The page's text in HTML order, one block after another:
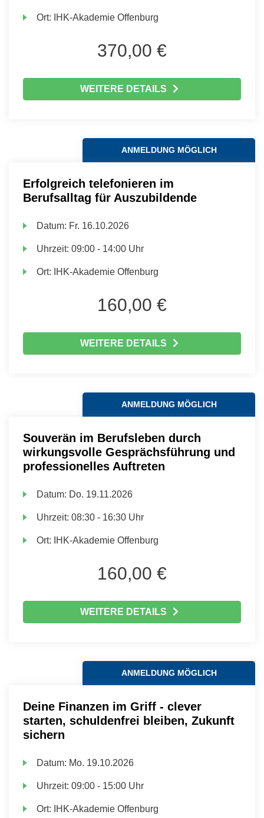
Ort: IHK-Akademie Offenburg
370,00 €
WEITERE DETAILS
ANMELDUNG MÖGLICH
Erfolgreich telefonieren im
Berufsalltag für Auszubildende
Datum: Fr. 16.10.2026
Uhrzeit:09:00 - 14:00 Uhr
Ort: IHK-Akademie Offenburg
160,00 €
WEITERE DETAILS
ANMELDUNG MÖGLICH
Souverän im Berufsleben durch
wirkungsvolle Gesprächsführung und
professionelles Auftreten
Datum: Do. 19.11.2026
Uhrzeit:08:30 - 16:30 Uhr
Ort: IHK-Akademie Offenburg
160,00 €
WEITERE DETAILS
ANMELDUNG MÖGLICH
Deine Finanzen im Griff - clever
starten, schuldenfrei bleiben, Zukunft
sichern
Datum: Mo. 19.10.2026
Uhrzeit:09:00 - 15:00 Uhr
Ort: IHK-Akademie Offenburg